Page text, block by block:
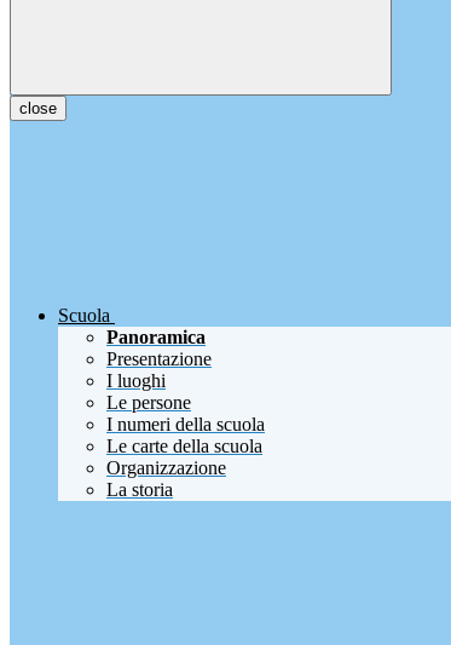
close
Scuola
Panoramica
Presentazione
I luoghi
Le persone
I numeri della scuola
Le carte della scuola
Organizzazione
La storia